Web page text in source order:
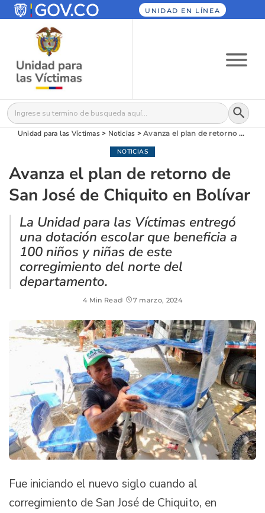
UNIDAD EN LÍNEA
Buscar: Botón
Unidad para las Víctimas> Noticias >Avanza el plan de retorno de San José de Chiquito en Bolívar
NOTICIAS
Avanza el plan de retorno de
San José de Chiquito en Bolívar
La Unidad para las Víctimas entregó
una dotación escolar que beneficia a
100 niños y niñas de este
corregimiento del norte del
departamento.
4 Min Read 7 marzo, 2024
Fue iniciando el nuevo siglo cuando al
corregimiento de San José de Chiquito, en